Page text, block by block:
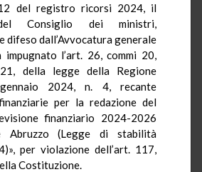
del registro ricorsi 2024, il
Consiglio dei ministri,
difeso dall’Avvocatura generale
l’art. 26, commi 20,
della legge della Regione
2024, n. 4, recante
per la redazione del
finanziario 2024-2026
Abruzzo (Legge di stabilità
per violazione dell’art. 117,
Costituzione.